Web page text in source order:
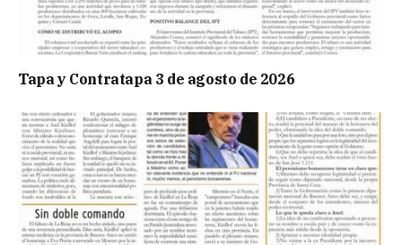
Tapa y Contratapa 3 de agosto de 2026